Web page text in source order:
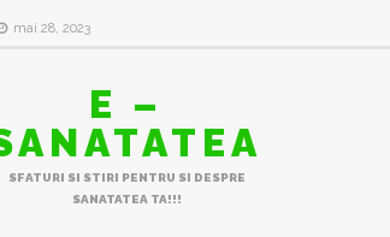
mai 28, 2023
E –
SFATURI SI STIRI PENTRU SI DESPRE
SANATATEA TA!!!